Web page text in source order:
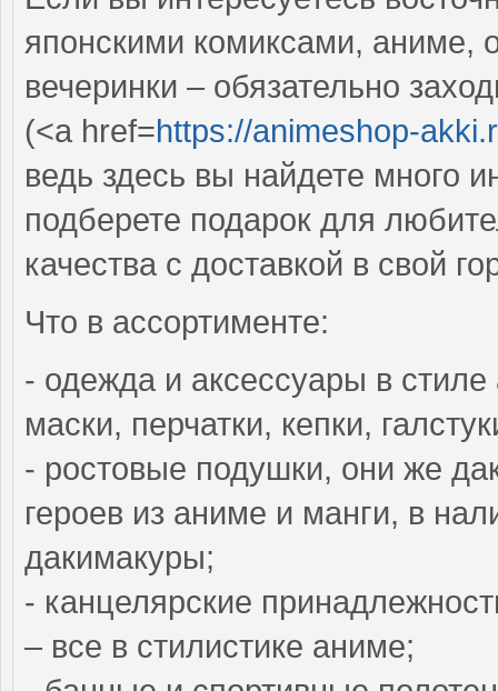
японскими комиксами, аниме,
вечеринки – обязательно
(<a href=https://animeshop-
ведь здесь вы найдете много
подберете подарок для
качества с доставкой в свой
Что в ассортименте:
- одежда и аксессуары в
маски, перчатки, кепки,
- ростовые подушки, они же
героев из аниме и манги, в
дакимакуры;
- канцелярские
– все в стилистике аниме;